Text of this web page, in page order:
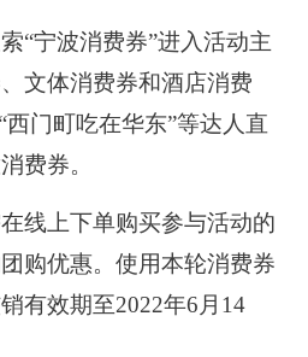
宁波消费券”进入活动主
文体消费券和酒店消费
西门町吃在华东”等达人直
费券。
上下单购买参与活动的
购优惠。使用本轮消费券
有效期至2022年6月14